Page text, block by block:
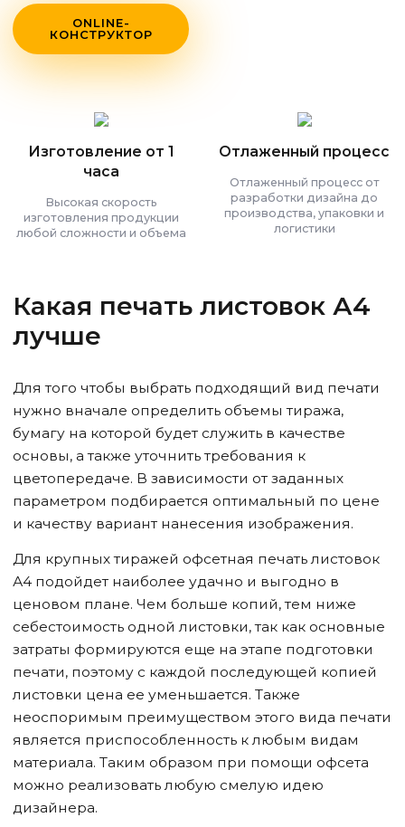
ONLINE-
КОНСТРУКТОР
Изготовление от 1
часа
Высокая скорость
изготовления продукции
любой сложности и объема
Отлаженный процесс
Отлаженный процесс от
разработки дизайна до
производства, упаковки и
логистики
Какая печать листовок А4
лучше
Для того чтобы выбрать подходящий вид печати
нужно вначале определить объемы тиража,
бумагу на которой будет служить в качестве
основы, а также уточнить требования к
цветопередаче. В зависимости от заданных
параметром подбирается оптимальный по цене
и качеству вариант нанесения изображения.
Для крупных тиражей офсетная печать листовок
А4 подойдет наиболее удачно и выгодно в
ценовом плане. Чем больше копий, тем ниже
себестоимость одной листовки, так как основные
затраты формируются еще на этапе подготовки
печати, поэтому с каждой последующей копией
листовки цена ее уменьшается. Также
неоспоримым преимуществом этого вида печати
является приспособленность к любым видам
материала. Таким образом при помощи офсета
можно реализовать любую смелую идею
дизайнера.